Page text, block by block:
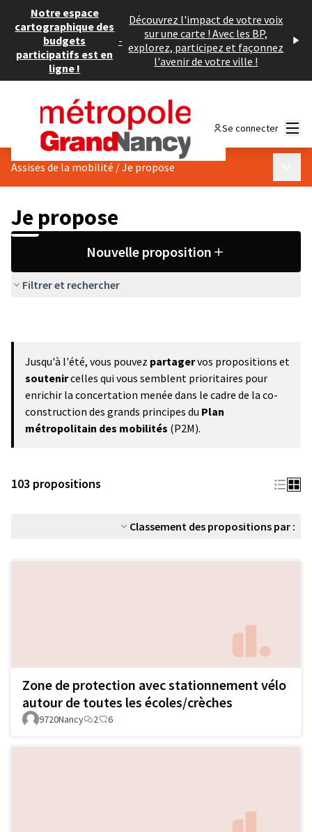
Notre espace
cartographique des
budgets
participatifs est en
ligne !
-
Découvrez l'impact de votre voix
sur une carte ! Avec les BP,
explorez, participez et façonnez
l'avenir de votre ville !
Se connecter
Assises de la mobilité /Je propose
Je propose
Nouvelle proposition
Filtrer et rechercher
Jusqu'à l'été, vous pouvez partagervos propositions et
soutenircelles qui vous semblent prioritaires pour
enrichir la concertation menée dans le cadre de la co-
construction des grands principes du Plan
métropolitain des mobilités (P2M).
103 propositions
Classement des propositions par :
Zone de protection avec stationnement vélo
autour de toutes les écoles/crèches
9720Nancy 2 6